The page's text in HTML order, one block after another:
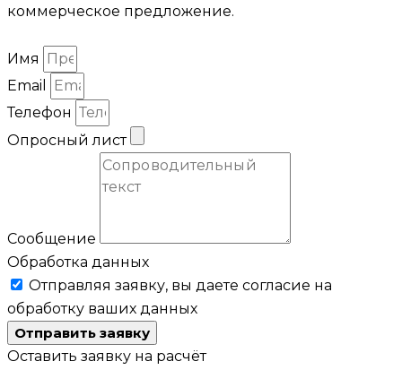
коммерческое предложение.
Имя
Email
Телефон
Опросный лист
Сообщение
Обработка данных
Отправляя заявку, вы даете согласие на
обработку ваших данных
Отправить заявку
Оставить заявку на расчёт